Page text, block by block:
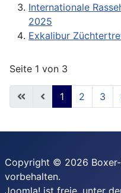
Internationale
2025
Exkalibur
Seite 1 von 3
1 2 3
Copyright © 2026 Boxer-
vorbehalten.
Joomla! ist freie, unter